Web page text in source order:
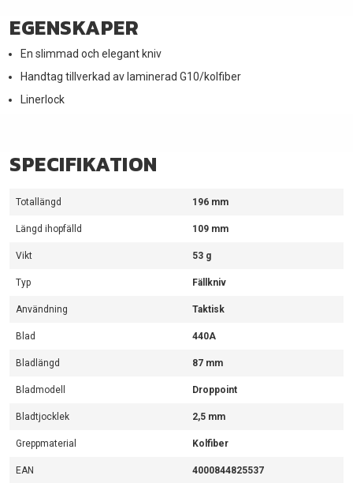
EGENSKAPER
En slimmad och elegant kniv
Handtag tillverkad av laminerad G10/kolfiber
Linerlock
SPECIFIKATION
Totallängd 196 mm
Längd ihopfälld 109 mm
Vikt 53 g
Typ Fällkniv
Användning Taktisk
Blad 440A
Bladlängd 87 mm
Bladmodell Droppoint
Bladtjocklek 2,5 mm
Greppmaterial Kolfiber
EAN 4000844825537